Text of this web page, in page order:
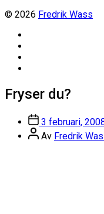
© 2026 Fredrik Wass
Fryser du?
Inläggsdatum
3 februari,
Inläggsförfattare
Av Fredrik